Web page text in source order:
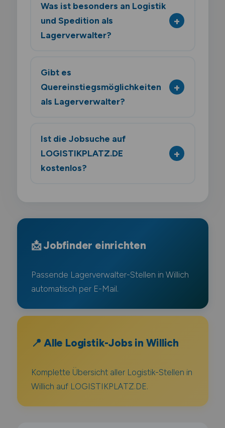
Was ist besonders an Logistik
und Spedition als
Lagerverwalter?
Gibt es
Quereinstiegsmöglichkeiten
als Lagerverwalter?
Ist die Jobsuche auf
LOGISTIKPLATZ.DE
kostenlos?
📩 Jobfinder einrichten
Passende Lagerverwalter-Stellen in Willich
automatisch per E-Mail.
📍 Alle Logistik-Jobs in Willich
Komplette Übersicht aller Logistik-Stellen in
Willich auf LOGISTIKPLATZ.DE.